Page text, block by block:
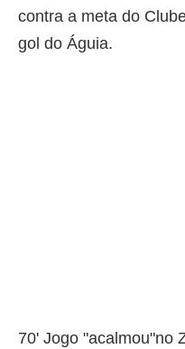
contra a meta do
gol do Águia.
70' Jogo "acalmou"no